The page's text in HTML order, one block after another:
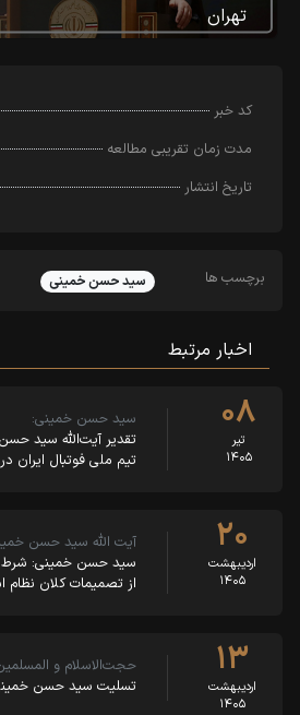
تهران
کد خبر
مدت زمان تقریبی مطالعه
تاریخ انتشار
برچسب ها سید حسن خمینی
اخبار مرتبط
۰۸
تیر
۱۴۰۵
سید حسن خمینی:
تقدیر آیت‌الله سید
تیم ملی فوتبال ایران
۲۰
اردیبهشت
۱۴۰۵
آیت الله سید حسن
سید حسن خمینی: شرط
از تصمیمات کلان
۱۳
اردیبهشت
۱۴۰۵
حجت‌الاسلام و
تسلیت سید حسن